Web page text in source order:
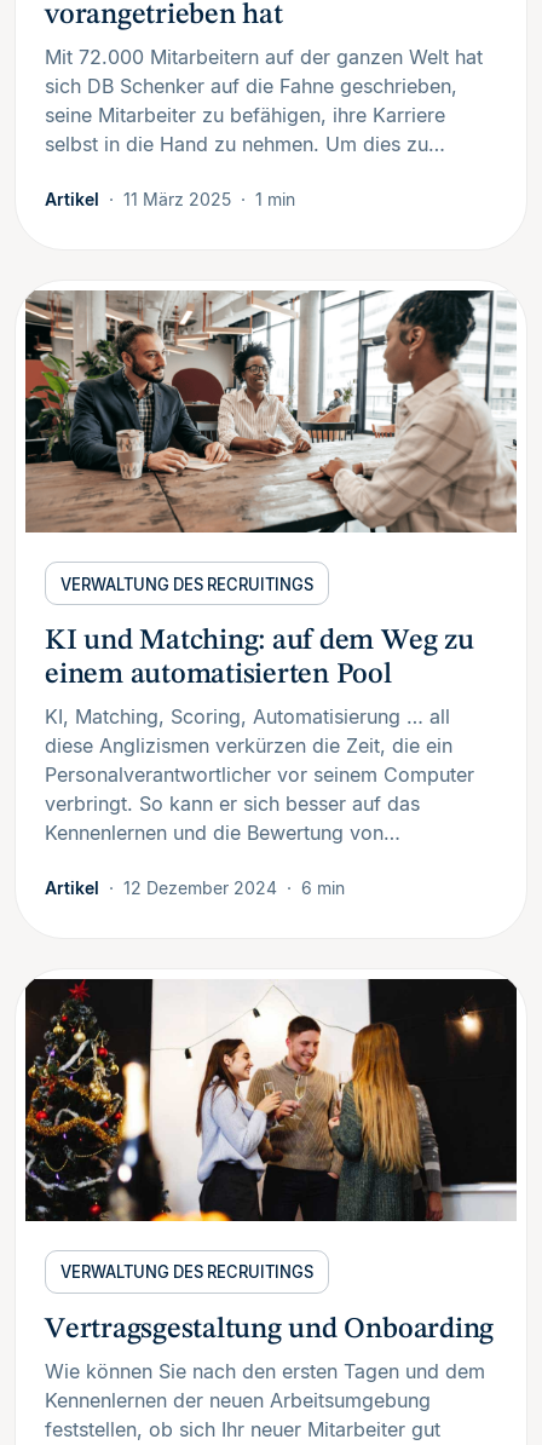
vorangetrieben hat
Mit 72.000 Mitarbeitern auf der ganzen Welt hat
sich DB Schenker auf die Fahne geschrieben,
seine Mitarbeiter zu befähigen, ihre Karriere
selbst in die Hand zu nehmen. Um dies zu…
Artikel 11 März 2025 1 min
VERWALTUNG DES RECRUITINGS
KI und Matching: auf dem Weg zu
einem automatisierten Pool
KI, Matching, Scoring, Automatisierung … all
diese Anglizismen verkürzen die Zeit, die ein
Personalverantwortlicher vor seinem Computer
verbringt. So kann er sich besser auf das
Kennenlernen und die Bewertung von…
Artikel 12 Dezember 2024 6 min
VERWALTUNG DES RECRUITINGS
Vertragsgestaltung und Onboarding
Wie können Sie nach den ersten Tagen und dem
Kennenlernen der neuen Arbeitsumgebung
feststellen, ob sich Ihr neuer Mitarbeiter gut